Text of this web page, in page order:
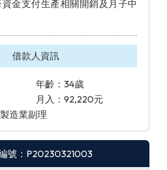
金支付生產相關開銷及月子中
借款人資訊
年齡：34歲
月入：92,220元
造業副理
號：P20230321003